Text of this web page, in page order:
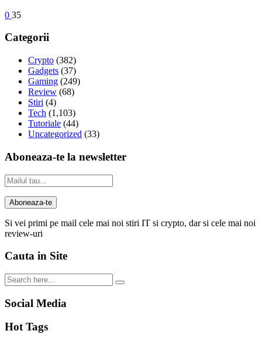
0 35
Categorii
Crypto (382)
Gadgets (37)
Gaming (249)
Review (68)
Stiri (4)
Tech (1,103)
Tutoriale (44)
Uncategorized (33)
Aboneaza-te la newsletter
Si vei primi pe mail cele mai noi stiri IT si crypto, dar si cele mai noi
review-uri
Cauta in Site
Social Media
Hot Tags